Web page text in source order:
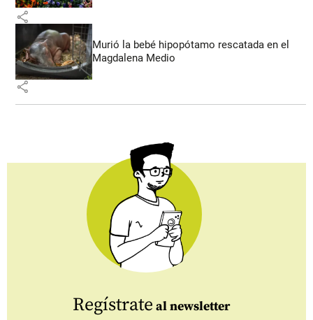
share
Murió la bebé hipopótamo rescatada en el
Magdalena Medio
share
Regístrate al newsletter